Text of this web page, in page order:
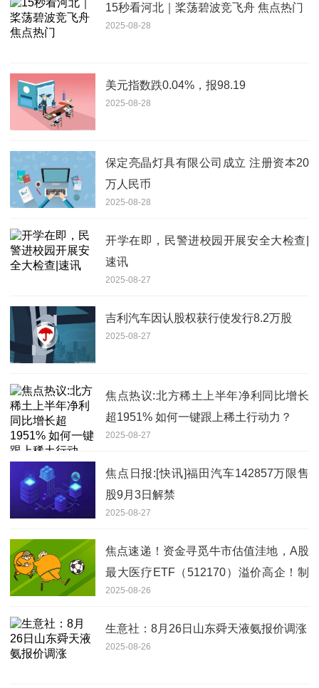
15秒看河北｜桨荡碧波竞飞舟 焦点热门
2025-08-28
美元指数跌0.04%，报98.19
2025-08-28
保定亮晶灯具有限公司成立 注册资本20
万人民币
2025-08-28
开学在即，民警进校园开展安全大检查|
速讯
2025-08-27
吉利汽车因认股权获行使发行8.2万股
2025-08-27
焦点热议:北方稀土上半年净利同比增长
超1951% 如何一键跟上稀土行动力？
2025-08-27
焦点日报:[快讯]福田汽车142857万限售
股9月3日解禁
2025-08-27
焦点速递！资金寻觅牛市估值洼地，A股
最大医疗ETF（512170）溢价高企！制
药板块基本面坚挺，多股中报业绩翻倍
2025-08-26
生意社：8月26日山东舜天液氨报价调涨
2025-08-26